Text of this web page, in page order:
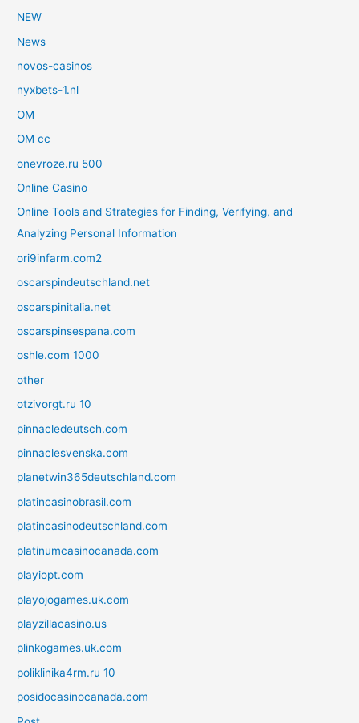
NEW
News
novos-casinos
nyxbets-1.nl
OM
OM cc
onevroze.ru 500
Online Casino
Online Tools and Strategies for Finding, Verifying, and
Analyzing Personal Information
ori9infarm.com2
oscarspindeutschland.net
oscarspinitalia.net
oscarspinsespana.com
oshle.com 1000
other
otzivorgt.ru 10
pinnacledeutsch.com
pinnaclesvenska.com
planetwin365deutschland.com
platincasinobrasil.com
platincasinodeutschland.com
platinumcasinocanada.com
playiopt.com
playojogames.uk.com
playzillacasino.us
plinkogames.uk.com
poliklinika4rm.ru 10
posidocasinocanada.com